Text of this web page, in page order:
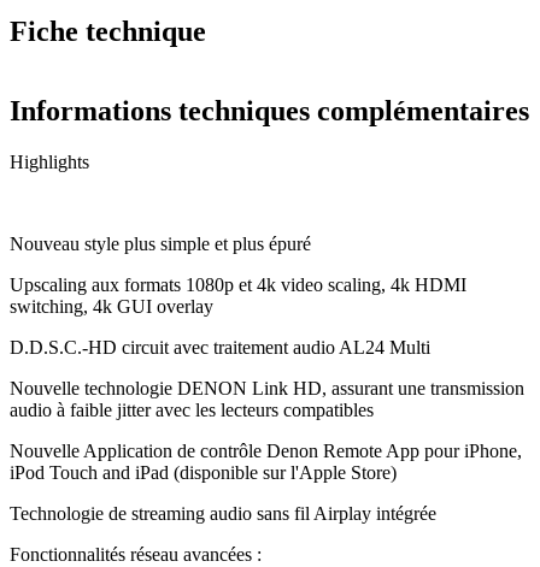
Fiche technique
Informations techniques complémentaires
Highlights
Nouveau style plus simple et plus épuré
Upscaling aux formats 1080p et 4k video scaling, 4k HDMI
switching, 4k GUI overlay
D.D.S.C.-HD circuit avec traitement audio AL24 Multi
Nouvelle technologie DENON Link HD, assurant une transmission
audio à faible jitter avec les lecteurs compatibles
Nouvelle Application de contrôle Denon Remote App pour iPhone,
iPod Touch and iPad (disponible sur l'Apple Store)
Technologie de streaming audio sans fil Airplay intégrée
Fonctionnalités réseau avancées :